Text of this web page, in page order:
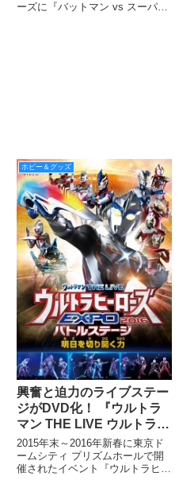
ーズに『バットマン vs スーパー
ホビー＆グッズ
興奮と迫力のライブステー
ジがDVD化！ 『ウルトラ
マン THE LIVE ウルトラヒ
ーローズEXPO 2016バト
ルステージ「明日を切り開
く力」』発売
2015年末～2016年新春に東京ド
ームシティ プリズムホールで開
催されたイベント『ウルトラヒー